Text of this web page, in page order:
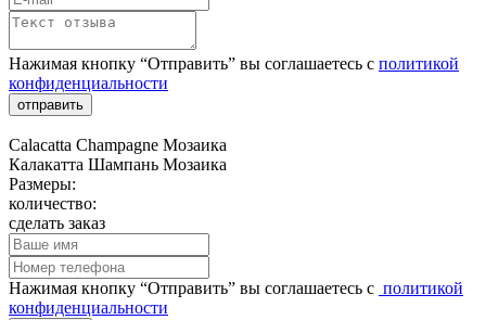
Нажимая кнопку “Отправить” вы соглашаетесь с политикой
конфиденциальности
отправить
Calacatta Champagne Мозаика
Калакатта Шампань Мозаика
Размеры:
количество:
сделать заказ
Нажимая кнопку “Отправить” вы соглашаетесь с политикой
конфиденциальности